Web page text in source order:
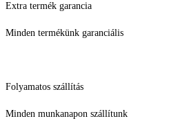
Extra termék garancia
Minden termékünk garanciális
Folyamatos szállítás
Minden munkanapon szállítunk